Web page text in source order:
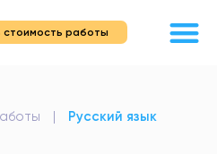
стоимость работы
| Русский язык